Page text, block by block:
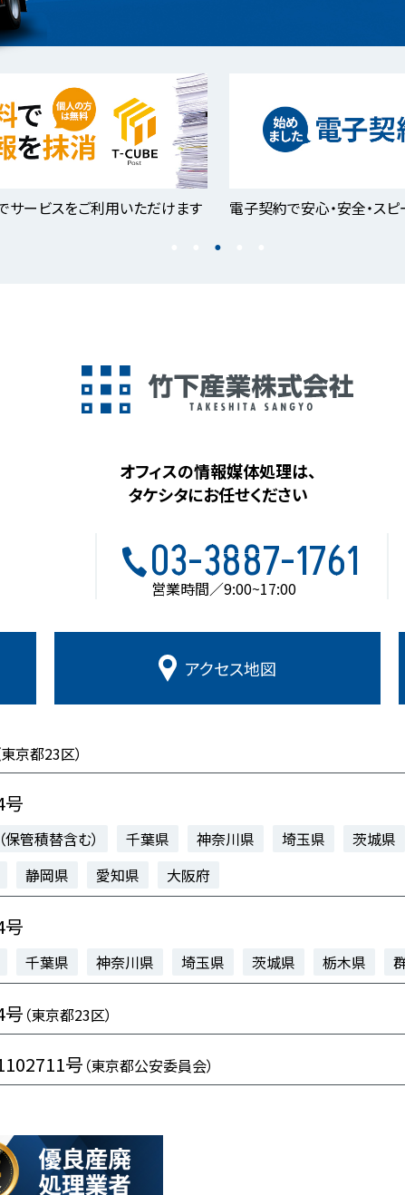
サービスをご利用いただけます 電子契約で安心・安全・スピ
オフィスの情報媒体処理は、
タケシタにお任せください
03-3887-1761
営業時間／9:00~17:00
アクセス地図
東京都23区）
号
保管積替含む） 千葉県 神奈川県 埼玉県 茨城県
静岡県 愛知県 大阪府
号
千葉県 神奈川県 埼玉県 茨城県 栃木県
号 （東京都23区）
号 （東京都公安委員会）